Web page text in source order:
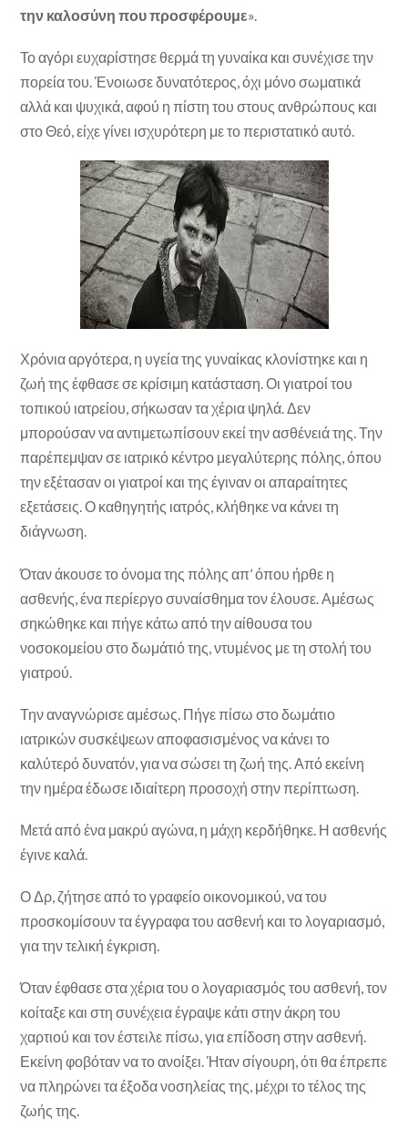
την καλοσύνη που προσφέρουμε».
Το αγόρι ευχαρίστησε θερμά τη γυναίκα και συνέχισε την
πορεία του. Ένοιωσε δυνατότερος, όχι μόνο σωματικά
αλλά και ψυχικά, αφού η πίστη του στους ανθρώπους και
στο Θεό, είχε γίνει ισχυρότερη με το περιστατικό αυτό.
Χρόνια αργότερα, η υγεία της γυναίκας κλονίστηκε και η
ζωή της έφθασε σε κρίσιμη κατάσταση. Οι γιατροί του
τοπικού ιατρείου, σήκωσαν τα χέρια ψηλά. Δεν
μπορούσαν να αντιμετωπίσουν εκεί την ασθένειά της. Την
παρέπεμψαν σε ιατρικό κέντρο μεγαλύτερης πόλης, όπου
την εξέτασαν οι γιατροί και της έγιναν οι απαραίτητες
εξετάσεις. Ο καθηγητής ιατρός, κλήθηκε να κάνει τη
διάγνωση.
Όταν άκουσε το όνομα της πόλης απ’ όπου ήρθε η
ασθενής, ένα περίεργο συναίσθημα τον έλουσε. Αμέσως
σηκώθηκε και πήγε κάτω από την αίθουσα του
νοσοκομείου στο δωμάτιό της, ντυμένος με τη στολή του
γιατρού.
Την αναγνώρισε αμέσως. Πήγε πίσω στο δωμάτιο
ιατρικών συσκέψεων αποφασισμένος να κάνει το
καλύτερό δυνατόν, για να σώσει τη ζωή της. Από εκείνη
την ημέρα έδωσε ιδιαίτερη προσοχή στην περίπτωση.
Μετά από ένα μακρύ αγώνα, η μάχη κερδήθηκε. Η ασθενής
έγινε καλά.
Ο Δρ, ζήτησε από το γραφείο οικονομικού, να του
προσκομίσουν τα έγγραφα του ασθενή και το λογαριασμό,
για την τελική έγκριση.
Όταν έφθασε στα χέρια του ο λογαριασμός του ασθενή, τον
κοίταξε και στη συνέχεια έγραψε κάτι στην άκρη του
χαρτιού και τον έστειλε πίσω, για επίδοση στην ασθενή.
Εκείνη φοβόταν να το ανοίξει. Ήταν σίγουρη, ότι θα έπρεπε
να πληρώνει τα έξοδα νοσηλείας της, μέχρι το τέλος της
ζωής της.